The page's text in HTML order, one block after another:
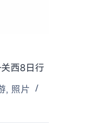
西8日行
, 照片